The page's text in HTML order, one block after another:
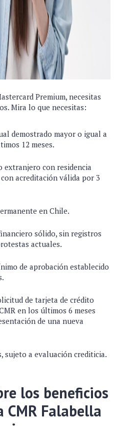
Premium, necesitas
Mira lo que necesitas:
demostrado mayor o igual a
12 meses.
extranjero con residencia
acreditación válida por 3
en Chile.
sólido, sin registros
actuales.
de aprobación establecido
de tarjeta de crédito
en los últimos 6 meses
de una nueva
sujeto a evaluación crediticia.
los beneficios
CMR Falabella